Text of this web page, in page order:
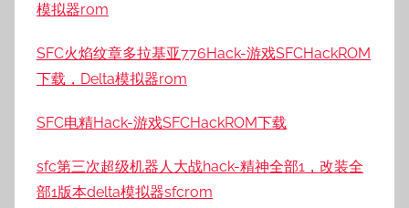
模拟器rom
SFC火焰纹章多拉基亚776Hack-游戏SFCHackROM
下载，Delta模拟器rom
SFC电精Hack-游戏SFCHackROM下载
sfc第三次超级机器人大战hack-精神全部1，改装全
部1版本delta模拟器sfcrom